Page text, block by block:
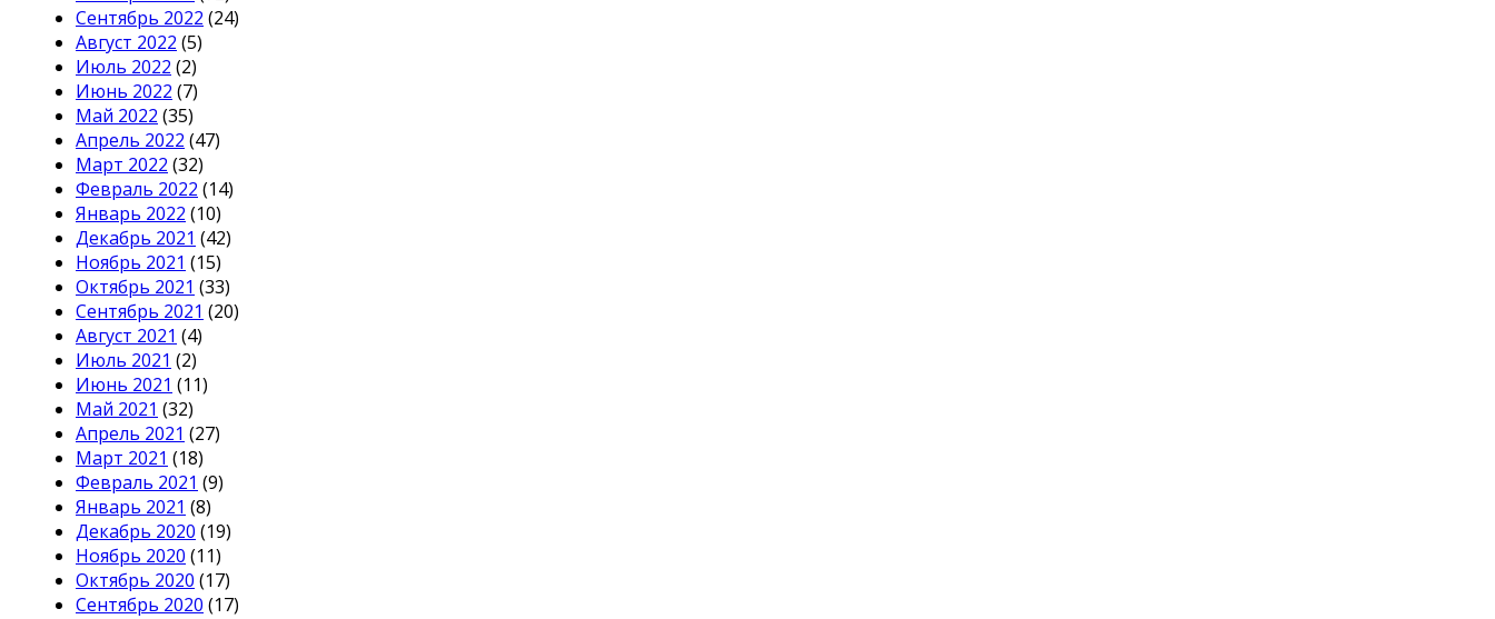
Сентябрь 2022 (24)
Август 2022 (5)
Июль 2022 (2)
Июнь 2022 (7)
Май 2022 (35)
Апрель 2022 (47)
Март 2022 (32)
Февраль 2022 (14)
Январь 2022 (10)
Декабрь 2021 (42)
Ноябрь 2021 (15)
Октябрь 2021 (33)
Сентябрь 2021 (20)
Август 2021 (4)
Июль 2021 (2)
Июнь 2021 (11)
Май 2021 (32)
Апрель 2021 (27)
Март 2021 (18)
Февраль 2021 (9)
Январь 2021 (8)
Декабрь 2020 (19)
Ноябрь 2020 (11)
Октябрь 2020 (17)
Сентябрь 2020 (17)